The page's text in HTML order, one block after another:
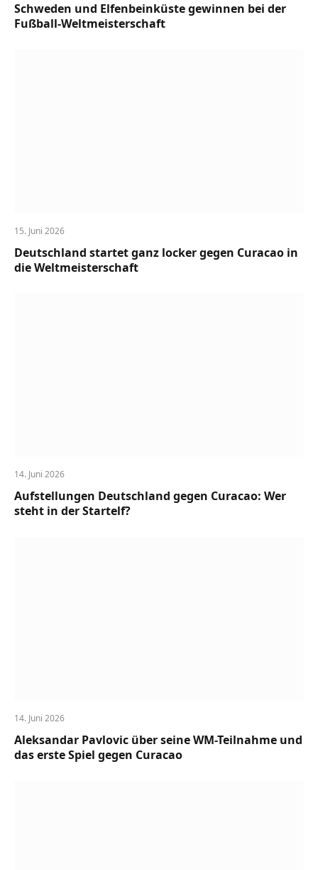
Schweden und Elfenbeinküste gewinnen bei der
Fußball-Weltmeisterschaft
15. Juni 2026
Deutschland startet ganz locker gegen Curacao in
die Weltmeisterschaft
14. Juni 2026
Aufstellungen Deutschland gegen Curacao: Wer
steht in der Startelf?
14. Juni 2026
Aleksandar Pavlovic über seine WM-Teilnahme und
das erste Spiel gegen Curacao